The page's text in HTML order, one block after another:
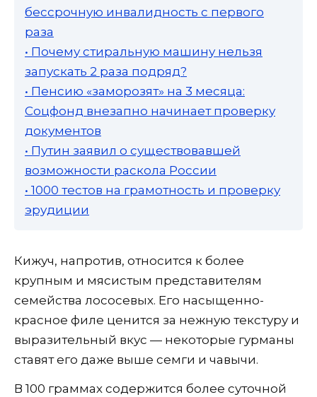
бессрочную инвалидность с первого
раза
• Почему стиральную машину нельзя
запускать 2 раза подряд?
• Пенсию «заморозят» на 3 месяца:
Соцфонд внезапно начинает проверку
документов
• Путин заявил о существовавшей
возможности раскола России
• 1000 тестов на грамотность и проверку
эрудиции
Кижуч, напротив, относится к более
крупным и мясистым представителям
семейства лососевых. Его насыщенно-
красное филе ценится за нежную текстуру и
выразительный вкус — некоторые гурманы
ставят его даже выше семги и чавычи.
В 100 граммах содержится более суточной